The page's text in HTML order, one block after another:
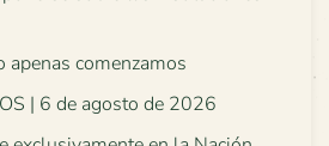
apenas comenzamos
| 6 de agosto de 2026